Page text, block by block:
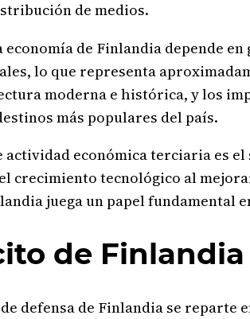
de medios.
de Finlandia depende
lo que representa
moderna e histórica, y los
más populares del país.
actividad económica terciaria es
crecimiento tecnológico al
juega un papel fundamental
de
defensa de Finlandia se